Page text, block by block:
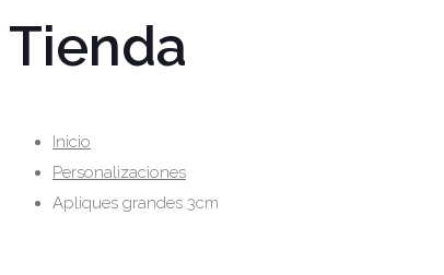
Tienda
Inicio
Personalizaciones
Apliques grandes 3cm